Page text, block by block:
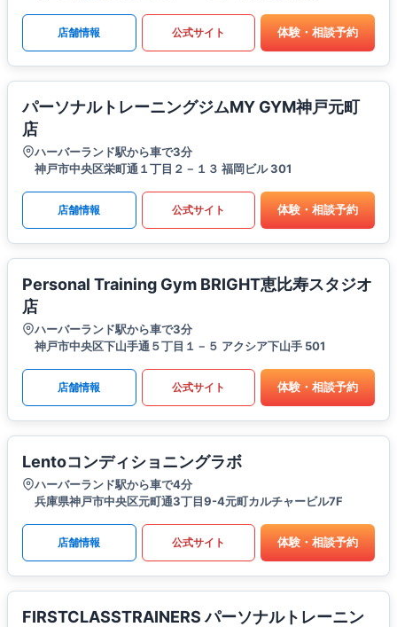
店舗情報 公式サイト 体験・相談予約
パーソナルトレーニングジムMY GYM神戸元町
店
ハーバーランド駅から車で3分
神戸市中央区栄町通１丁目２－１３ 福岡ビル 301
店舗情報 公式サイト 体験・相談予約
Personal Training Gym BRIGHT恵比寿スタジオ
店
ハーバーランド駅から車で3分
神戸市中央区下山手通５丁目１－５ アクシア下山手 501
店舗情報 公式サイト 体験・相談予約
Lentoコンディショニングラボ
ハーバーランド駅から車で4分
兵庫県神戸市中央区元町通3丁目9-4元町カルチャービル7F
店舗情報 公式サイト 体験・相談予約
FIRSTCLASSTRAINERS パーソナルトレーニン